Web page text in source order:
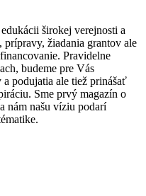
širokej verejnosti a
žiadania grantov ale
Pravidelne
budeme pre Vás
podujatia ale tiež prinášať
Sme prvý magazín o
nám našu víziu podarí